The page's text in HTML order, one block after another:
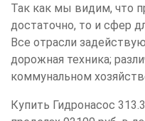
Так как мы видим, что
достаточно, то и сфер
Все отрасли
дорожная техника;
коммунальном
Купить Гидронасос